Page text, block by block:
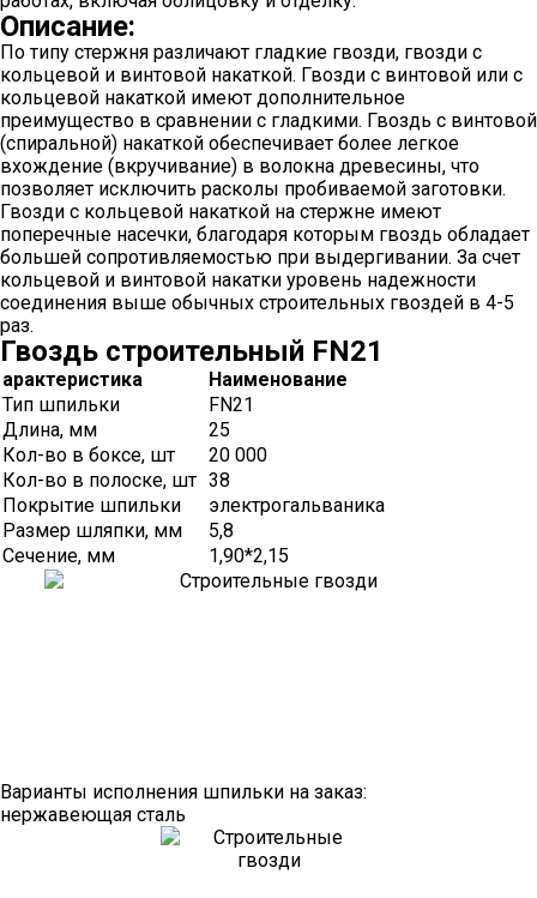
Описание:
По типу стержня различают гладкие гвозди, гвозди с
кольцевой и винтовой накаткой. Гвозди с винтовой или с
кольцевой накаткой имеют дополнительное
преимущество в сравнении с гладкими. Гвоздь с винтовой
(спиральной) накаткой обеспечивает более легкое
вхождение (вкручивание) в волокна древесины, что
позволяет исключить расколы пробиваемой заготовки.
Гвозди с кольцевой накаткой на стержне имеют
поперечные насечки, благодаря которым гвоздь обладает
большей сопротивляемостью при выдергивании. За счет
кольцевой и винтовой накатки уровень надежности
соединения выше обычных строительных гвоздей в 4-5
раз.
Гвоздь строительный FN21
арактеристика
Наименование
Тип шпильки
FN21
Длина, мм
25
Кол-во в боксе, шт
20 000
Кол-во в полоске, шт 38
Покрытие шпильки
электрогальваника
Размер шляпки, мм
5,8
Сечение, мм
1,90*2,15
Варианты исполнения шпильки на заказ:
нержавеющая сталь